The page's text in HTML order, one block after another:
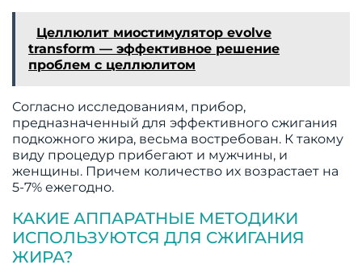
Целлюлит миостимулятор evolve
transform — эффективное решение
проблем с целлюлитом
Согласно исследованиям, прибор,
предназначенный для эффективного сжигания
подкожного жира, весьма востребован. К такому
виду процедур прибегают и мужчины, и
женщины. Причем количество их возрастает на
5-7% ежегодно.
КАКИЕ АППАРАТНЫЕ МЕТОДИКИ
ИСПОЛЬЗУЮТСЯ ДЛЯ СЖИГАНИЯ
ЖИРА?